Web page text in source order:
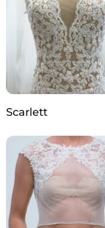
Scarlett